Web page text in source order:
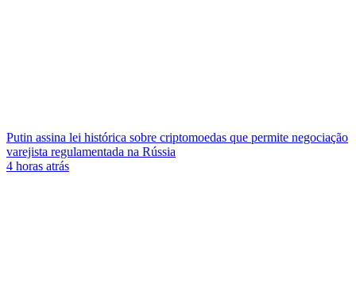
Putin assina lei histórica sobre criptomoedas que permite negociação
varejista regulamentada na Rússia
4 horas atrás